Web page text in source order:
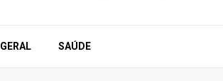
GERAL SAÚDE